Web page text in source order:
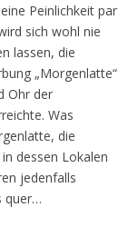
Peinlichkeit par
sich wohl nie
lassen, die
„Morgenlatte“
Ohr der
Was
die
dessen Lokalen
jedenfalls
quer…